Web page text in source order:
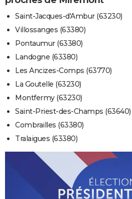
Saint-Jacques-d'Ambur (63230)
Villossanges (63380)
Pontaumur (63380)
Landogne (63380)
Les Ancizes-Comps (63770)
La Goutelle (63230)
Montfermy (63230)
Saint-Priest-des-Champs (63640)
Combrailles (63380)
Tralaigues (63380)